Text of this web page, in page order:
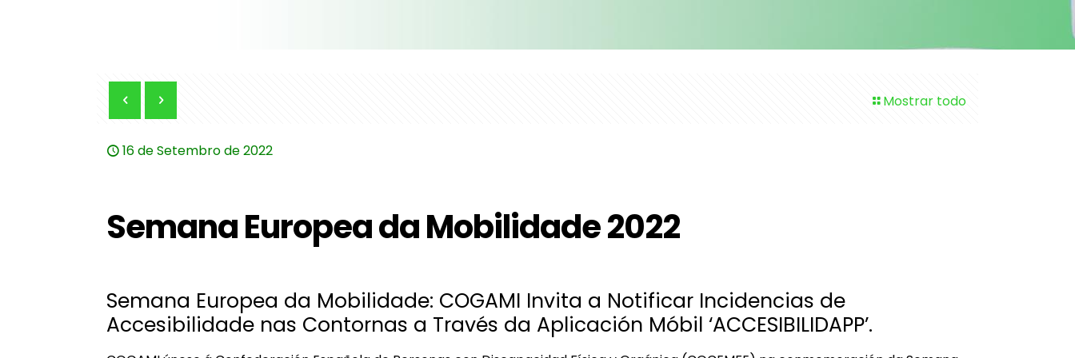
Mostrar todo
16 de Setembro de 2022
Semana Europea da Mobilidade 2022
Semana Europea da Mobilidade: COGAMI Invita a Notificar Incidencias de
Accesibilidade nas Contornas a Través da Aplicación Móbil ‘ACCESIBILIDAPP’.